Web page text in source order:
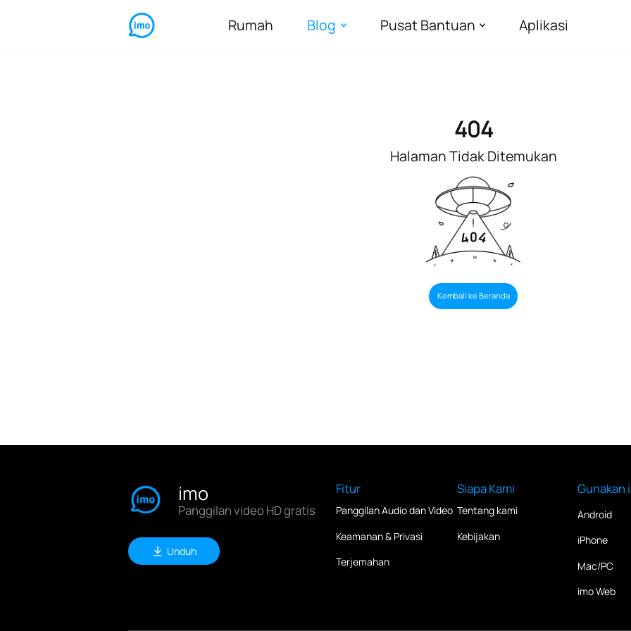
Rumah Blog Pusat Bantuan Aplikasi
404
Halaman Tidak Ditemukan
Kembali ke Beranda
imo
Panggilan video HD gratis
Unduh
Fitur
Panggilan Audio dan Video
Keamanan & Privasi
Terjemahan
Siapa Kami
Tentang kami
Kebijakan
Gunakan
Android
iPhone
Mac/PC
imo Web